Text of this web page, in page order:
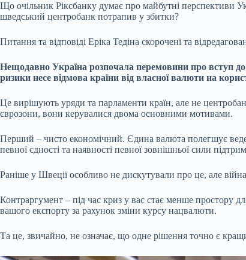
Що очільник Ріксбанку думає про майбутні перспективи
шведський центробанк потрапив у збитки?
Питання та відповіді Еріка Тедіна скорочені та
Нещодавно Україна розпочала перемовини про вступ
ризики несе відмова країни від власної валюти на
Це вирішують уряди та парламенти країн, але не
єврозони, вони керувалися двома основними мотивами.
Перший – чисто економічний. Єдина валюта полегшує
певної єдності та наявності певної зовнішньої сили
Раніше у Швеції особливо не дискутували про це, але війна
Контраргумент – під час криз у вас стає менше простору
вашого експорту за рахунок зміни курсу нацвалюти.
Та це, звичайно, не означає, що одне рішення точно є